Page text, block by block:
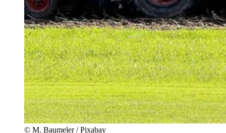
© M. Baumeler / Pixabay